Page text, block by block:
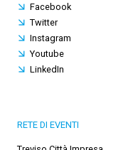
Facebook
Twitter
Instagram
Youtube
LinkedIn
RETE DI EVENTI